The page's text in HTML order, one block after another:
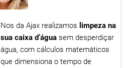
Nos da Ajax realizamos limpeza na
sua caixa d’água sem desperdiçar
água, com cálculos matemáticos
que dimensiona o tempo de